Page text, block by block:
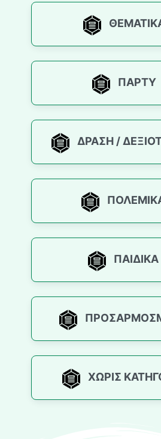
ΠΆΡΤΥ
ΔΡΆΣΗ /
ΠΑΙΔΙΚΆ
ΧΩΡΊΣ